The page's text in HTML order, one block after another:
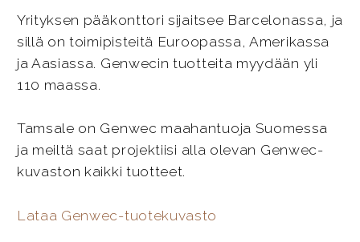
Yrityksen pääkonttori sijaitsee Barcelonassa, ja
sillä on toimipisteitä Euroopassa, Amerikassa
ja Aasiassa. Genwecin tuotteita myydään yli
110 maassa.
Tamsale on Genwec maahantuoja Suomessa
ja meiltä saat projektiisi alla olevan Genwec-
kuvaston kaikki tuotteet.
Lataa Genwec-tuotekuvasto